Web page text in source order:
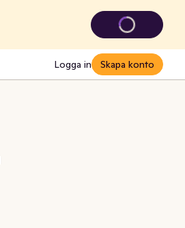
Logga in Skapa konto